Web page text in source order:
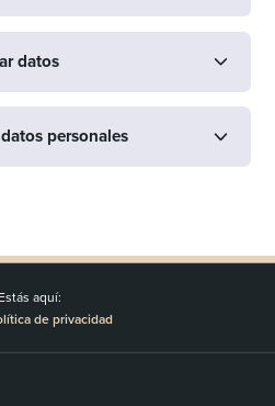
datos
personales
Estás aquí:
de privacidad